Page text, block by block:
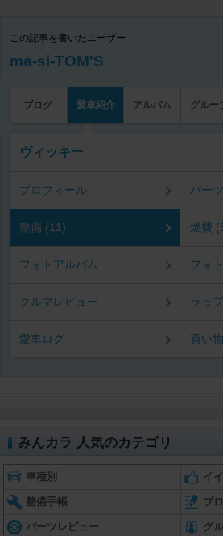
この記事を書いたユーザー
ma-si-TOM'S
ブログ 愛車紹介 アルバム グルー
ヴィッキー
プロフィール パー
整備 (11) 燃費
フォトアルバム フォ
クルマレビュー ラッ
愛車ログ 買い物
みんカラ 人気のカテゴリ
車種別 イ
整備手帳 ブ
パーツレビュー グ